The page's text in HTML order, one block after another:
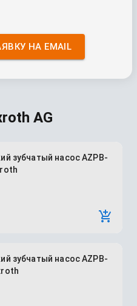
НА EMAIL
AG
зубчатый насос AZPB-
зубчатый насос AZPB-